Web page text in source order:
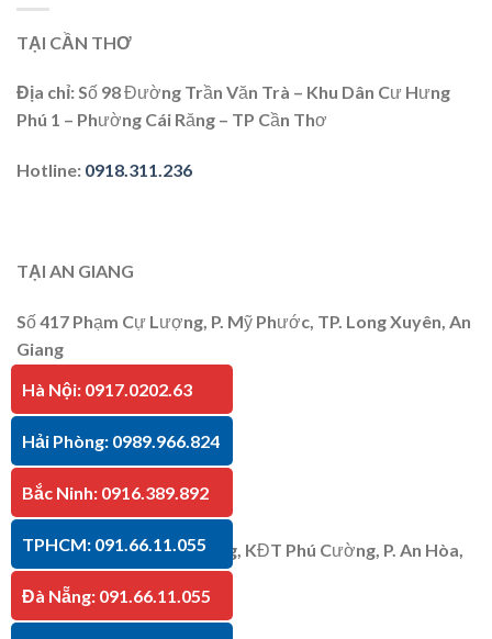
TẠI CẦN THƠ
Địa chỉ: Số 98 Đường Trần Văn Trà – Khu Dân Cư Hưng
Phú 1 – Phường Cái Răng – TP Cần Thơ
Hotline: 0918.311.236
TẠI AN GIANG
Số 417 Phạm Cự Lượng, P. Mỹ Phước, TP. Long Xuyên, An
Giang
Hotline: 091.66.11.055
TẠI KIÊN GIANG
P30 Căn 07 Trần Bạch Đằng, KĐT Phú Cường, P. An Hòa,
TP. Rạch Giá, Kiên Giang
Hotline:091.66.11.055
Hà Nội: 0917.0202.63
Hải Phòng: 0989.966.824
Bắc Ninh: 0916.389.892
TPHCM: 091.66.11.055
Đà Nẵng: 091.66.11.055